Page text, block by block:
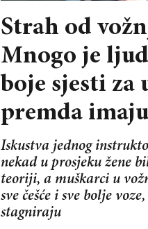
Strah od
Mnogo je
boje sjesti za
premda
Iskustva jednog
nekad u prosjeku žene
teoriji, a muškarci u
sve češće i sve bolje
stagniraju